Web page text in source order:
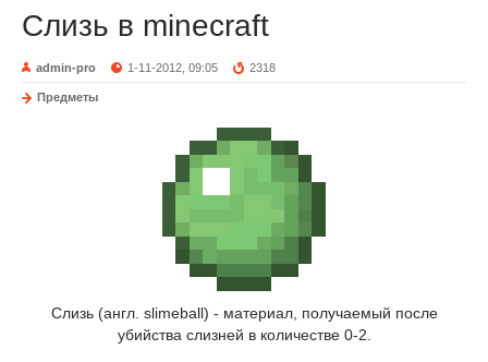
Слизь в minecraft
admin-pro 1-11-2012, 09:05 2318
Предметы
Слизь (англ. slimeball) - материал, получаемый после
убийства слизней в количестве 0-2.